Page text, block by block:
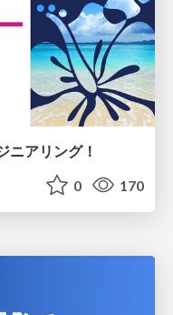
ニアリング！
0 170